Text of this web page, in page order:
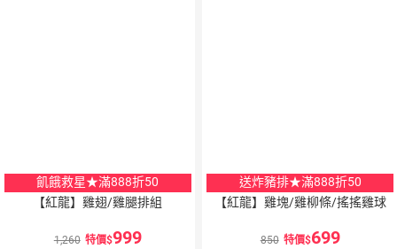
飢餓救星★滿888折50
【紅龍】雞翅/雞腿排組
1,260 特價 999
送炸豬排★滿888折50
【紅龍】雞塊/雞柳條/搖搖雞球
850 特價 699